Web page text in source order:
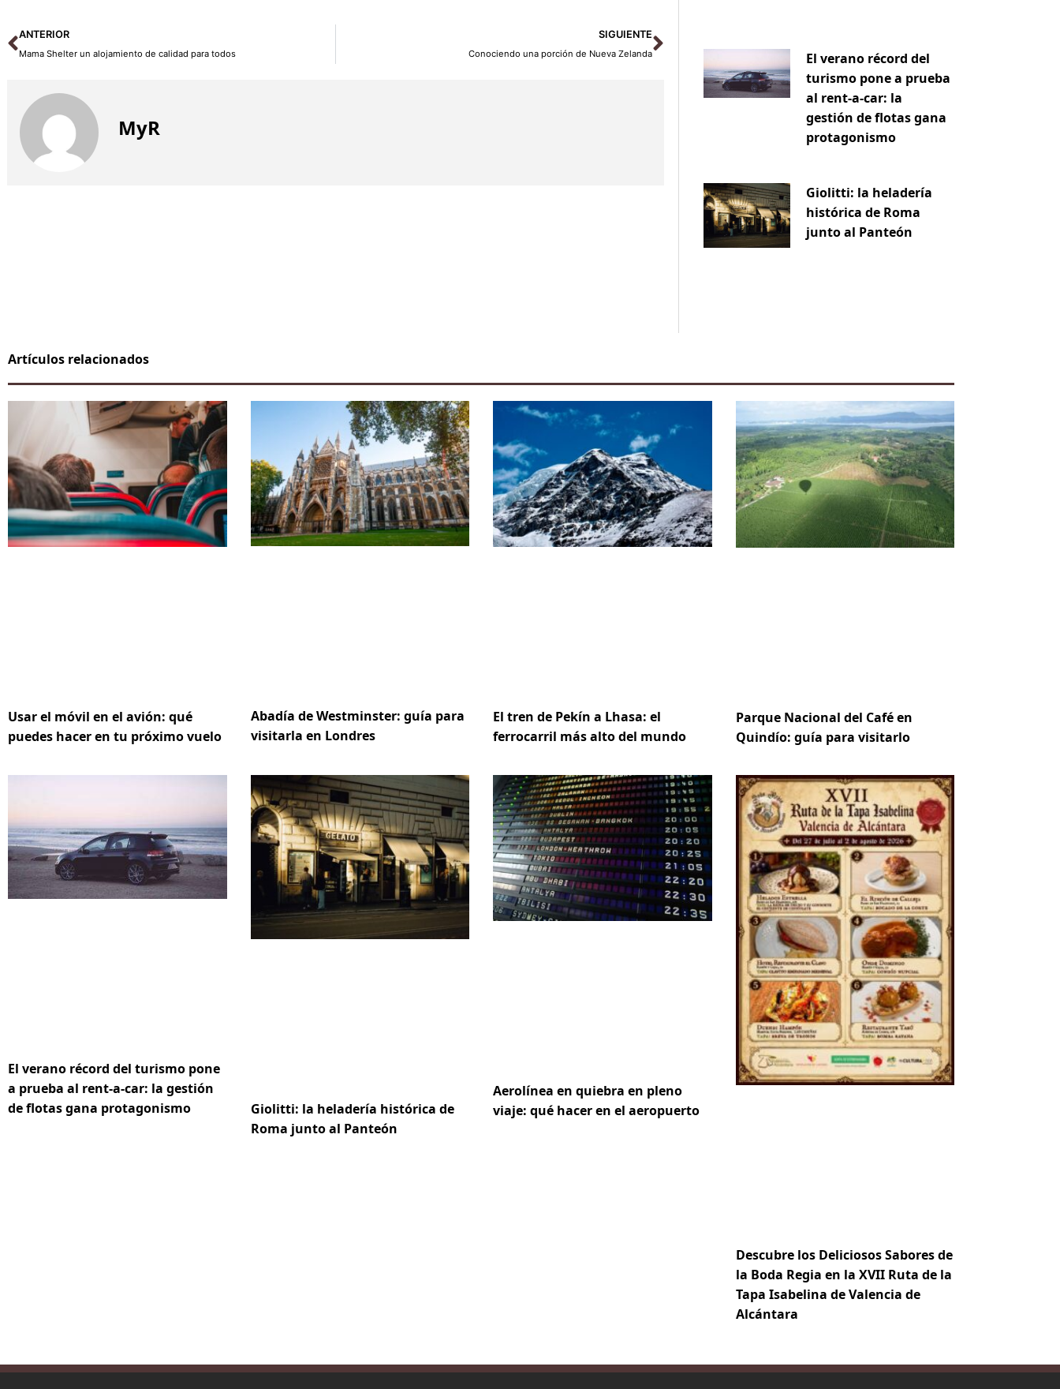
Ant
ANTERIOR
Mama Shelter un alojamiento de calidad para todos
SIGUIENTE
Conociendo una porción de Nueva Zelanda
Siguiente
MyR
El verano récord del
turismo pone a prueba
al rent-a-car: la
gestión de flotas gana
protagonismo
Giolitti: la heladería
histórica de Roma
junto al Panteón
Artículos relacionados
Usar el móvil en el avión: qué
puedes hacer en tu próximo vuelo
Abadía de Westminster: guía para
visitarla en Londres
El tren de Pekín a Lhasa: el
ferrocarril más alto del mundo
Parque Nacional del Café en
Quindío: guía para visitarlo
El verano récord del turismo pone
a prueba al rent-a-car: la gestión
de flotas gana protagonismo
Giolitti: la heladería histórica de
Roma junto al Panteón
Aerolínea en quiebra en pleno
viaje: qué hacer en el aeropuerto
Descubre los Deliciosos Sabores de
la Boda Regia en la XVII Ruta de la
Tapa Isabelina de Valencia de
Alcántara